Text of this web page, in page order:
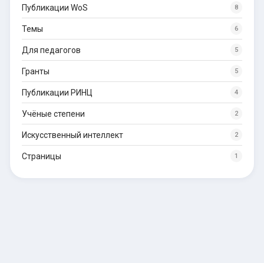
Публикации WoS 8
Темы 6
Для педагогов 5
Гранты 5
Публикации РИНЦ 4
Учёные степени 2
Искусственный интеллект 2
Страницы 1